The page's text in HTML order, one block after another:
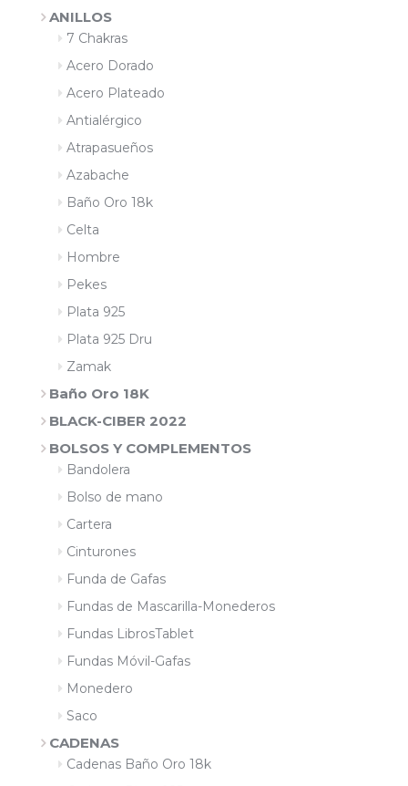
ANILLOS
7 Chakras
Acero Dorado
Acero Plateado
Antialérgico
Atrapasueños
Azabache
Baño Oro 18k
Celta
Hombre
Pekes
Plata 925
Plata 925 Dru
Zamak
Baño Oro 18K
BLACK-CIBER 2022
BOLSOS Y COMPLEMENTOS
Bandolera
Bolso de mano
Cartera
Cinturones
Funda de Gafas
Fundas de Mascarilla-Monederos
Fundas LibrosTablet
Fundas Móvil-Gafas
Monedero
Saco
CADENAS
Cadenas Baño Oro 18k